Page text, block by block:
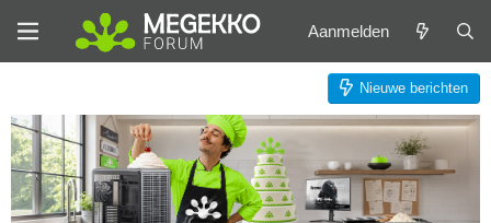
Aanmelden
Nieuwe berichten